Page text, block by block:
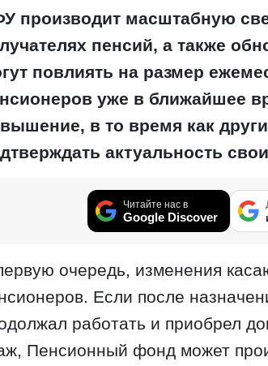
производит масштабную
пенсий, а также
повлиять на размер
уже в ближайшее
в то время как
актуальность
Читайте нас в
Google Discover
очередь, изменения
Если после
работать и приобрел
Пенсионный фонд может